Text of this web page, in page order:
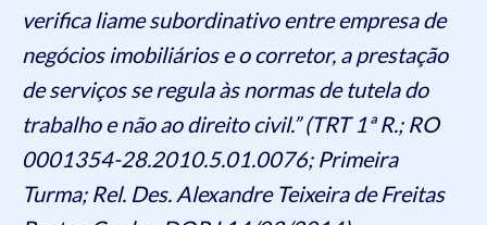
verifica liame subordinativo entre empresa de
negócios imobiliários e o corretor, a prestação
de serviços se regula às normas de tutela do
trabalho e não ao direito civil.” (TRT 1ª R.; RO
0001354-28.2010.5.01.0076; Primeira
Turma; Rel. Des. Alexandre Teixeira de Freitas